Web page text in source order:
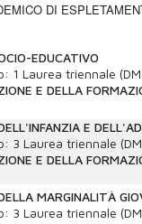
DI
EDUCATIVO
1 Laurea triennale
E DELLA
E
3 Laurea triennale
E DELLA
MARGINALITÀ
3 Laurea triennale